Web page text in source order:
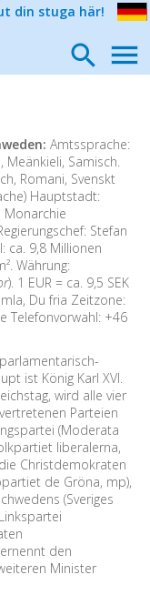
din stuga här!
Amtssprache:
Meänkieli, Samisch.
Romani, Svenskt
Hauptstadt:
Stefan
ca. 9,8 Millionen
Währung:
). 1 EUR = ca. 9,5 SEK
Du fria Zeitzone:
Telefonvorwahl: +46
ist König Karl XVI.
wird alle vier
Parteien
(Moderata
liberalerna,
Christdemokraten
de Gröna, mp),
(Sveriges
den
Minister